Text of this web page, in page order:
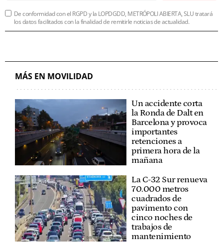
De conformidad con el RGPD y la LOPDGDD, METRÓPOLI ABIERTA, SLU tratará
los datos facilitados con la finalidad de remitirle noticias de actualidad.
MÁS EN MOVILIDAD
Un accidente corta
la Ronda de Dalt en
Barcelona y provoca
importantes
retenciones a
primera hora de la
mañana
La C-32 Sur renueva
70.000 metros
cuadrados de
pavimento con
cinco noches de
trabajos de
mantenimiento